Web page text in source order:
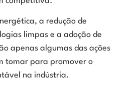
a redução de
limpas e a adoção de
apenas algumas das ações
tomar para promover o
na indústria.